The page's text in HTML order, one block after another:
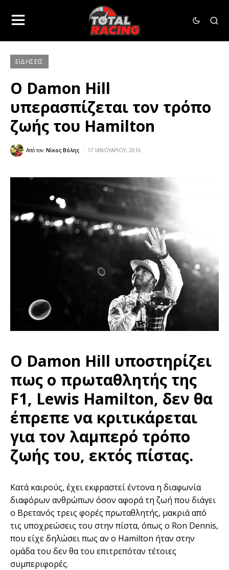
ΕΙΔΉΣΕΙΣ
O Damon Hill
υπερασπίζεται τον τρόπο
ζωής του Hamilton
Από τον Νίκος Βόλης 17 ΙΑΝΟΥΑΡΊΟΥ, 2016
O Damon Hill υποστηρίζει
πως ο πρωταθλητής της
F1, Lewis Hamilton, δεν θα
έπρεπε να κριτικάρεται
για τον λαμπερό τρόπο
ζωής του, εκτός πίστας.
Κατά καιρούς, έχει εκφραστεί έντονα η διαφωνία
διαφόρων ανθρώπων όσον αφορά τη ζωή που διάγει
ο Βρετανός τρεις φορές πρωταθλητής, μακριά από
τις υποχρεώσεις του στην πίστα, όπως ο Ron Dennis,
που είχε δηλώσει πως αν ο Hamilton ήταν στην
ομάδα του δεν θα του επιτρεπόταν τέτοιες
συμπεριφορές.